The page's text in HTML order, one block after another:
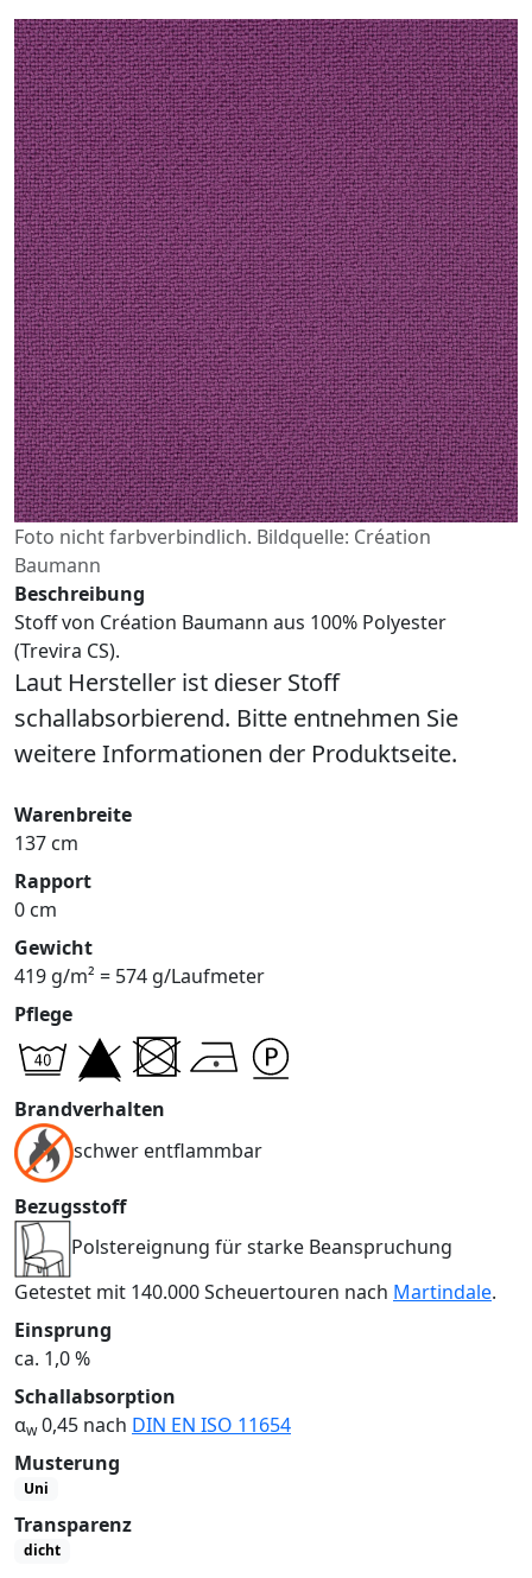
Foto nicht farbverbindlich. Bildquelle: Création
Baumann
Beschreibung
Stoff von Création Baumann aus 100% Polyester
(Trevira CS).
Laut Hersteller ist dieser Stoff
schallabsorbierend. Bitte entnehmen Sie
weitere Informationen der Produktseite.
Warenbreite
137 cm
Rapport
0 cm
Gewicht
419 g/m² = 574 g/Laufmeter
Pflege
Brandverhalten
schwer entflammbar
Bezugsstoff
Polstereignung für starke Beanspruchung
Getestet mit 140.000 Scheuertouren nach Martindale.
Einsprung
ca. 1,0 %
Schallabsorption
αw0,45 nach DIN EN ISO 11654
Musterung
Uni
Transparenz
dicht